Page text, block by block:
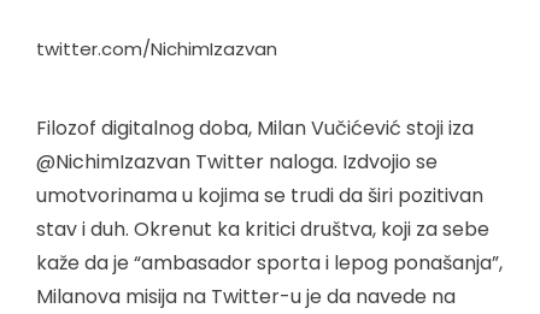
twitter.com/NichimIzazvan
Filozof digitalnog doba, Milan Vučićević stoji iza
@NichimIzazvan Twitter naloga. Izdvojio se
umotvorinama u kojima se trudi da širi pozitivan
stav i duh. Okrenut ka kritici društva, koji za sebe
kaže da je “ambasador sporta i lepog ponašanja”,
Milanova misija na Twitter-u je da navede na